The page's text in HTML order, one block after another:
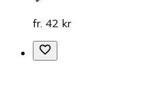
fr. 42 kr